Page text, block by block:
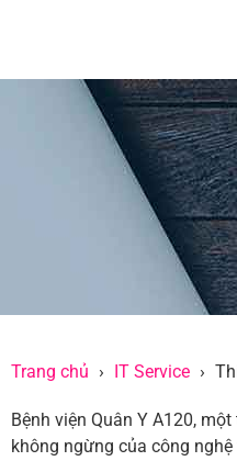
Trang chủ IT Service
Bệnh viện Quân Y A120,
không ngừng của công